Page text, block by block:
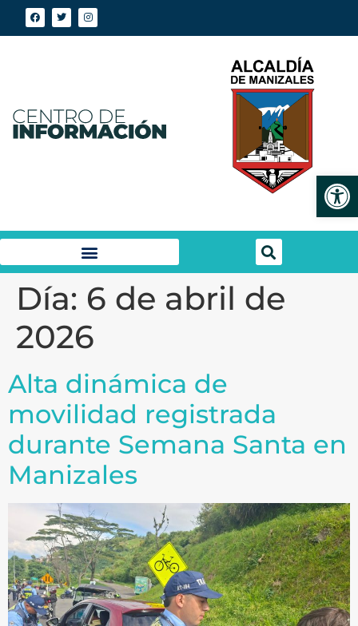
Día: 6 de abril de
2026
Alta dinámica de
movilidad registrada
durante Semana Santa en
Manizales